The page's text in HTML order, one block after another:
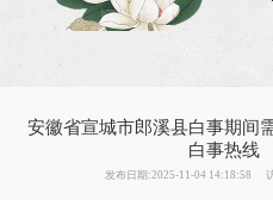
安徽省宣城市郎溪县白事期间
白事热线
发布日期:2025-11-04 14:18:58